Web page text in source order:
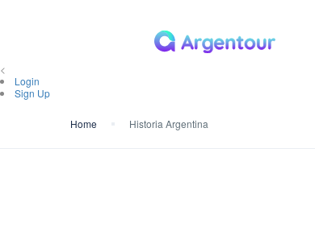
<
Login
Sign Up
Home Historia Argentina